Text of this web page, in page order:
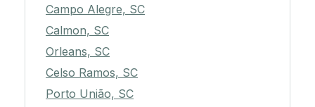
Campo Alegre, SC
Calmon, SC
Orleans, SC
Celso Ramos, SC
Porto União, SC